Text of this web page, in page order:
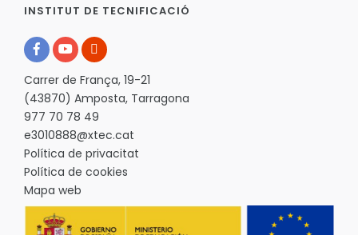
INSTITUT DE TECNIFICACIÓ
Carrer de França, 19-21
(43870) Amposta, Tarragona
977 70 78 49
e3010888@xtec.cat
Política de privacitat
Política de cookies
Mapa web